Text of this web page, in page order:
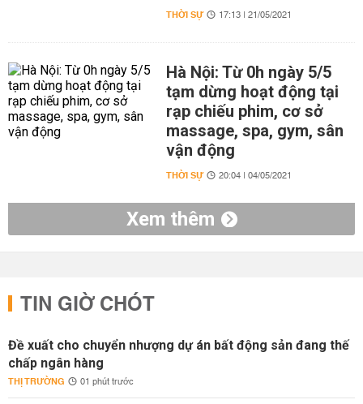
THỜI SỰ 17:13 | 21/05/2021
Hà Nội: Từ 0h ngày 5/5
tạm dừng hoạt động tại
rạp chiếu phim, cơ sở
massage, spa, gym, sân
vận động
THỜI SỰ 20:04 | 04/05/2021
Xem thêm
TIN GIỜ CHÓT
Đề xuất cho chuyển nhượng dự án bất động sản đang thế
chấp ngân hàng
THỊ TRƯỜNG 01 phút trước